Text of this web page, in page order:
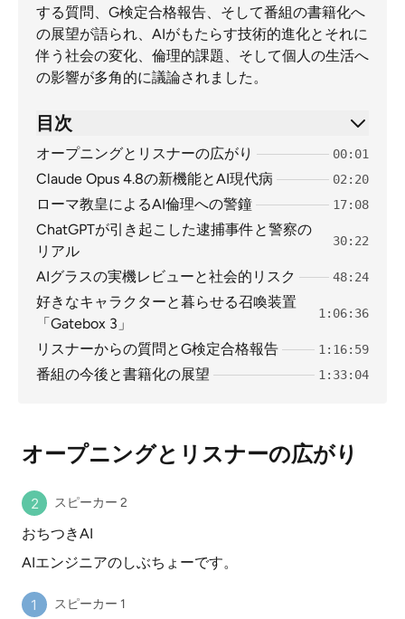
する質問、G検定合格報告、そして番組の書籍化へ
の展望が語られ、AIがもたらす技術的進化とそれに
伴う社会の変化、倫理的課題、そして個人の生活へ
の影響が多角的に議論されました。
目次
オープニングとリスナーの広がり 00:01
Claude Opus 4.8の新機能とAI現代病 02:20
ローマ教皇によるAI倫理への警鐘 17:08
ChatGPTが引き起こした逮捕事件と警察の
リアル
30:22
AIグラスの実機レビューと社会的リスク 48:24
好きなキャラクターと暮らせる召喚装置
「Gatebox 3」
1:06:36
リスナーからの質問とG検定合格報告 1:16:59
番組の今後と書籍化の展望 1:33:04
オープニングとリスナーの広がり
スピーカー 2
おちつきAI
AIエンジニアのしぶちょーです。
スピーカー 1